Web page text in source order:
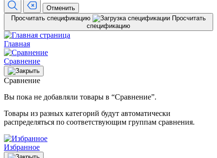
Отменить
Просчитать спецификацию
Просчитать
спецификацию
Главная
Сравнение
Сравнение
Вы пока не добавляли товары в “Сравнение”.
Товары из разных категорий будут автоматически
распределяться по соответствующим группам сравнения.
Избранное